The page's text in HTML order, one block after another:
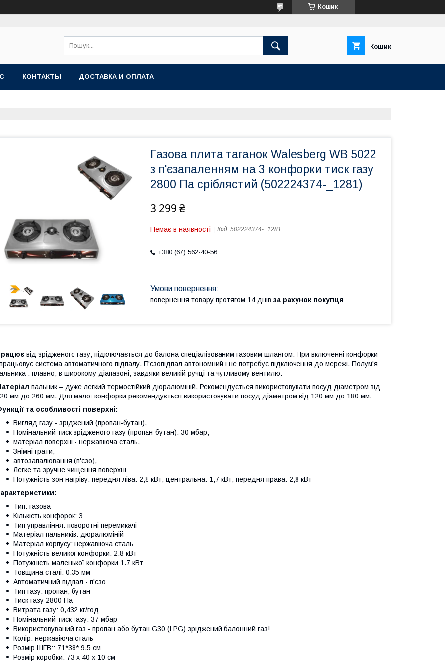
Кошик
Кошик
КОНТАКТЫ ДОСТАВКА И ОПЛАТА
Газова плита таганок Walesberg WB 5022
з п'єзапаленням на 3 конфорки тиск газу
2800 Па сріблястий (502224374-_1281)
3 299 ₴
Немає в наявності Код: 502224374-_1281
+380 (67) 562-40-56
повернення товару протягом 14 днів за рахунок покупця
від зрідженого газу, підключається до балона спеціалізованим газовим шлангом. При включенні конфорки
система автоматичного підпалу. П'єзопідпал автономний і не потребує підключення до мережі. Полум'я
. плавно, в широкому діапазоні, завдяки великій ручці та чутливому вентилю.
пальник – дуже легкий термостійкий дюралюміній. Рекомендується використовувати посуд діаметром від
мм до 260 мм. Для малої конфорки рекомендується використовувати посуд діаметром від 120 мм до 180 мм.
та особливості поверхні:
Вигляд газу - зріджений (пропан-бутан),
Номінальний тиск зрідженого газу (пропан-бутан): 30 мбар,
матеріал поверхні - нержавіюча сталь,
Знімні грати,
автозапалювання (п'єзо),
Легке та зручне чищення поверхні
Потужність зон нагріву: передня ліва: 2,8 кВт, центральна: 1,7 кВт, передня права: 2,8 кВт
Тип: газова
Кількість конфорок: 3
Тип управління: поворотні перемикачі
Матеріал пальників: дюралюміній
Матеріал корпусу: нержавіюча сталь
Потужність великої конфорки: 2.8 кВт
Потужність маленької конфорки 1.7 кВт
Товщина сталі: 0.35 мм
Автоматичний підпал - п'єзо
Тип газу: пропан, бутан
Тиск газу 2800 Па
Витрата газу: 0,432 кг/год
Номінальний тиск газу: 37 мбар
Використовуваний газ - пропан або бутан G30 (LPG) зріджений балонний газ!
Колір: нержавіюча сталь
Розмір ШГВ:: 71*38* 9.5 см
Розмір коробки: 73 х 40 х 10 см